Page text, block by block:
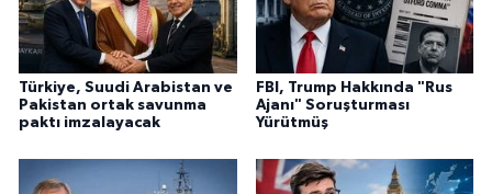
Türkiye, Suudi Arabistan ve
Pakistan ortak savunma
paktı imzalayacak
FBI, Trump Hakkında "Rus
Ajanı" Soruşturması
Yürütmüş